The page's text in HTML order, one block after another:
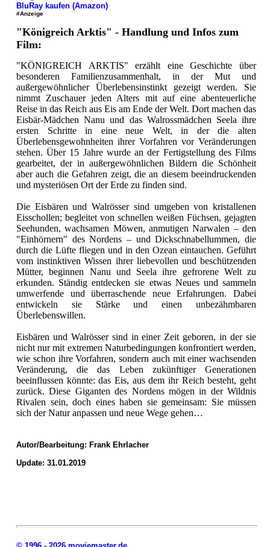
BluRay kaufen (Amazon)
#Anzeige
"Königreich Arktis" - Handlung und Infos zum
Film:
"KÖNIGREICH ARKTIS" erzählt eine Geschichte über
besonderen Familienzusammenhalt, in der Mut und
außergewöhnlicher Überlebensinstinkt gezeigt werden. Sie
nimmt Zuschauer jeden Alters mit auf eine abenteuerliche
Reise in das Reich aus Eis am Ende der Welt. Dort machen das
Eisbär-Mädchen Nanu und das Walrossmädchen Seela ihre
ersten Schritte in eine neue Welt, in der die alten
Überlebensgewohnheiten ihrer Vorfahren vor Veränderungen
stehen. Über 15 Jahre wurde an der Fertigstellung des Films
gearbeitet, der in außergewöhnlichen Bildern die Schönheit
aber auch die Gefahren zeigt, die an diesem beeindruckenden
und mysteriösen Ort der Erde zu finden sind.
Die Eisbären und Walrösser sind umgeben von kristallenen
Eisschollen; begleitet von schnellen weißen Füchsen, gejagten
Seehunden, wachsamen Möwen, anmutigen Narwalen – den
"Einhörnern" des Nordens – und Dickschnabellummen, die
durch die Lüfte fliegen und in den Ozean eintauchen. Geführt
vom instinktiven Wissen ihrer liebevollen und beschützenden
Mütter, beginnen Nanu und Seela ihre gefrorene Welt zu
erkunden. Ständig entdecken sie etwas Neues und sammeln
umwerfende und überraschende neue Erfahrungen. Dabei
entwickeln sie Stärke und einen unbezähmbaren
Überlebenswillen.
Eisbären und Walrösser sind in einer Zeit geboren, in der sie
nicht nur mit extremen Naturbedingungen konfrontiert werden,
wie schon ihre Vorfahren, sondern auch mit einer wachsenden
Veränderung, die das Leben zukünftiger Generationen
beeinflussen könnte: das Eis, aus dem ihr Reich besteht, geht
zurück. Diese Giganten des Nordens mögen in der Wildnis
Rivalen sein, doch eines haben sie gemeinsam: Sie müssen
sich der Natur anpassen und neue Wege gehen…
Autor/Bearbeitung: Frank Ehrlacher
Update: 31.01.2019